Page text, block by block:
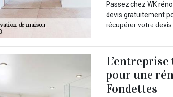
Passez chez WK
devis gratuitement
récupérer votre devis
pour une
Fondettes